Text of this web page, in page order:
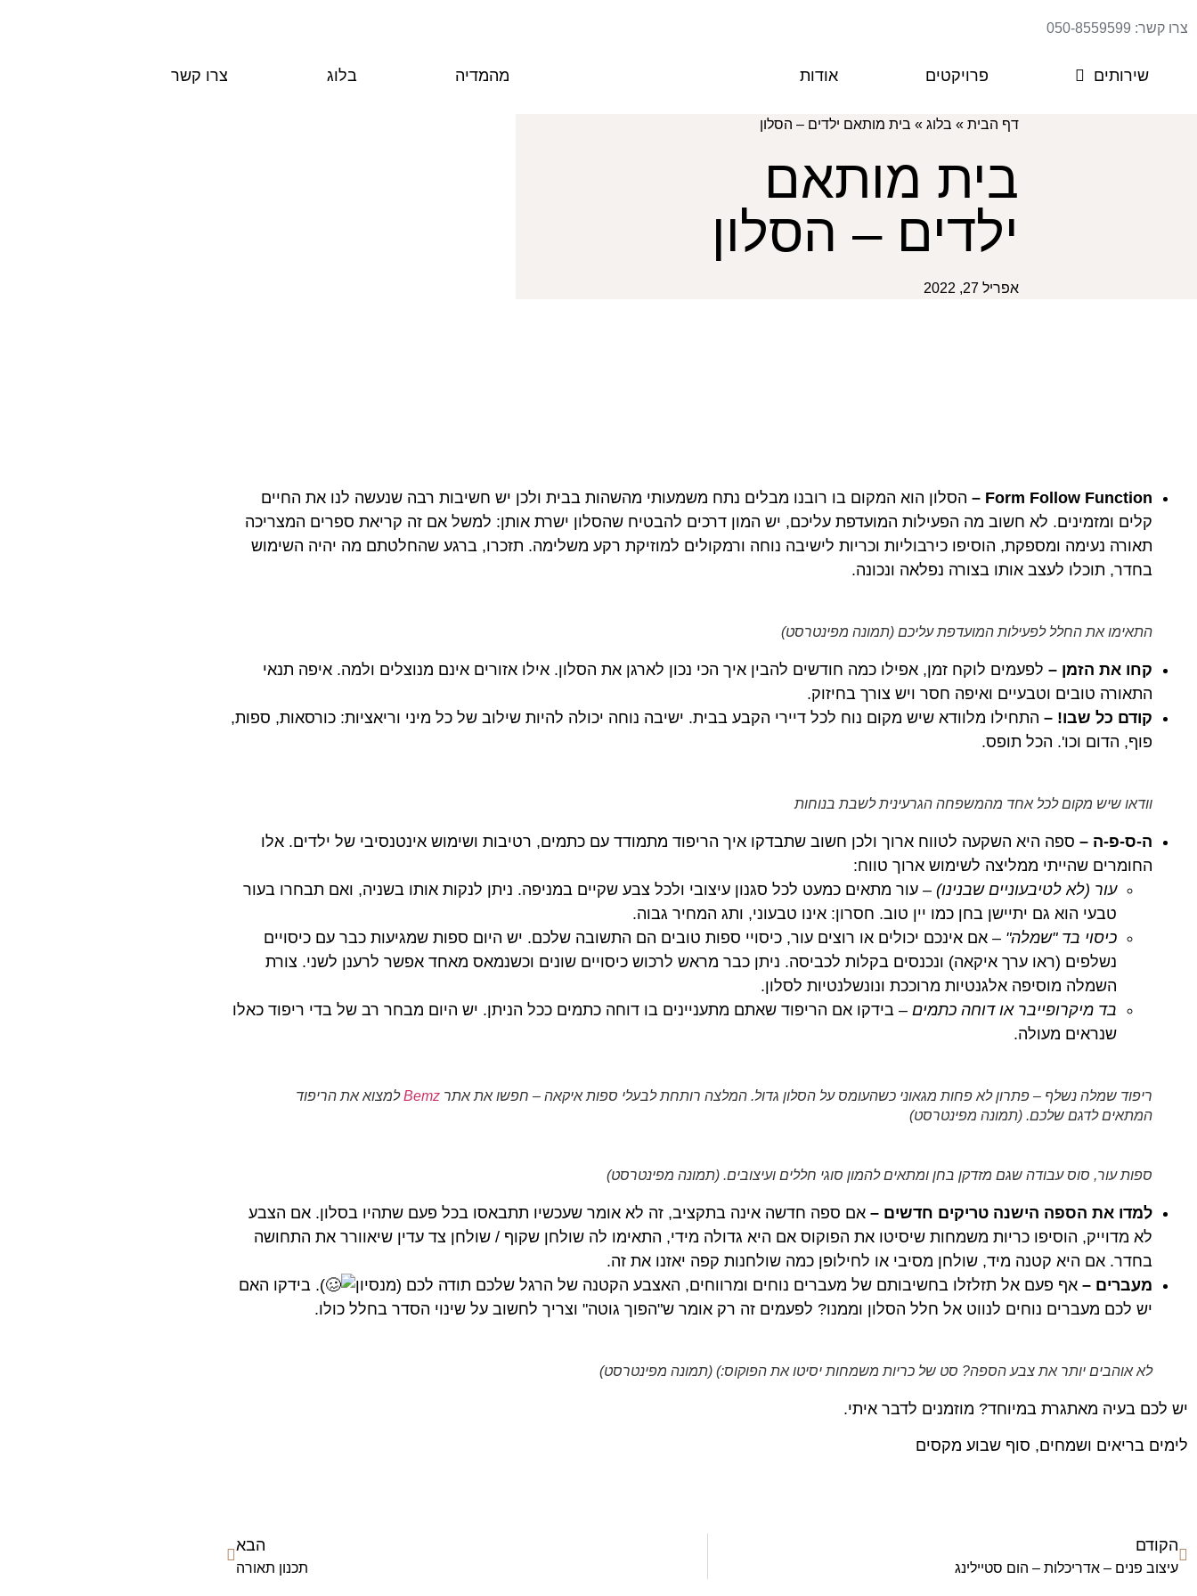
צרו קשר: 050-8559599
שירותים פרויקטים אודות מהמדיה בלוג צרו קשר
דף הבית » בלוג » בית מותאם ילדים – הסלון
בית מותאם
ילדים – הסלון
אפריל 27, 2022
Form Follow Function –
הסלון הוא המקום בו רובנו מבלים נתח משמעותי מהשהות בבית ולכן יש חשיבות רבה שנעשה לנו את החיים
קלים ומזמינים. לא חשוב מה הפעילות המועדפת עליכם, יש המון דרכים להבטיח שהסלון ישרת אותן: למשל אם זה קריאת ספרים המצריכה
תאורה נעימה ומספקת, הוסיפו כירבוליות וכריות לישיבה נוחה ורמקולים למוזיקת רקע משלימה. תזכרו, ברגע שהחלטתם מה יהיה השימוש
בחדר, תוכלו לעצב אותו בצורה נפלאה ונכונה.
התאימו את החלל לפעילות המועדפת עליכם (תמונה מפינטרסט)
קחו את הזמן – לפעמים לוקח זמן, אפילו כמה חודשים להבין איך הכי נכון לארגן את הסלון. אילו אזורים אינם מנוצלים ולמה. איפה תנאי
התאורה טובים וטבעיים ואיפה חסר ויש צורך בחיזוק.
קודם כל שבו! – התחילו מלוודא שיש מקום נוח לכל דיירי הקבע בבית. ישיבה נוחה יכולה להיות שילוב של כל מיני וריאציות: כורסאות, ספות,
פוף, הדום וכו'. הכל תופס.
וודאו שיש מקום לכל אחד מהמשפחה הגרעינית לשבת בנוחות
ה-ס-פ-ה – ספה היא השקעה לטווח ארוך ולכן חשוב שתבדקו איך הריפוד מתמודד עם כתמים, רטיבות ושימוש אינטנסיבי של ילדים. אלו
החומרים שהייתי ממליצה לשימוש ארוך טווח:
עור (לא לטיבעוניים שבנינו) – עור מתאים כמעט לכל סגנון עיצובי ולכל צבע שקיים במניפה. ניתן לנקות אותו בשניה, ואם תבחרו בעור
טבעי הוא גם יתיישן בחן כמו יין טוב. חסרון: אינו טבעוני, ותג המחיר גבוה.
כיסוי בד "שמלה" – אם אינכם יכולים או רוצים עור, כיסויי ספות טובים הם התשובה שלכם. יש היום ספות שמגיעות כבר עם כיסויים
נשלפים (ראו ערך איקאה) ונכנסים בקלות לכביסה. ניתן כבר מראש לרכוש כיסויים שונים וכשנמאס מאחד אפשר לרענן לשני. צורת
השמלה מוסיפה אלגנטיות מרוככת ונונשלנטיות לסלון.
בד מיקרופייבר או דוחה כתמים – בידקו אם הריפוד שאתם מתעניינים בו דוחה כתמים ככל הניתן. יש היום מבחר רב של בדי ריפוד כאלו
שנראים מעולה.
ריפוד שמלה נשלף – פתרון לא פחות מגאוני כשהעומס על הסלון גדול. המלצה רותחת לבעלי ספות איקאה – חפשו את אתר Bemz למצוא את הריפוד
המתאים לדגם שלכם. (תמונה מפינטרסט)
ספות עור, סוס עבודה שגם מזדקן בחן ומתאים להמון סוגי חללים ועיצובים. (תמונה מפינטרסט)
למדו את הספה הישנה טריקים חדשים – אם ספה חדשה אינה בתקציב, זה לא אומר שעכשיו תתבאסו בכל פעם שתהיו בסלון. אם הצבע
לא מדוייק, הוסיפו כריות משמחות שיסיטו את הפוקוס אם היא גדולה מידי, התאימו לה שולחן שקוף / שולחן צד עדין שיאוורר את התחושה
בחדר. אם היא קטנה מיד, שולחן מסיבי או לחילופן כמה שולחנות קפה יאזנו את זה.
מעברים – אף פעם אל תזלזלו בחשיבותם של מעברים נוחים ומרווחים, האצבע הקטנה של הרגל שלכם תודה לכם (מנסיון
). בידקו האם
יש לכם מעברים נוחים לנווט אל חלל הסלון וממנו? לפעמים זה רק אומר ש"הפוך גוטה" וצריך לחשוב על שינוי הסדר בחלל כולו.
לא אוהבים יותר את צבע הספה? סט של כריות משמחות יסיטו את הפוקוס:) (תמונה מפינטרסט)
יש לכם בעיה מאתגרת במיוחד? מוזמנים לדבר איתי.
לימים בריאים ושמחים, סוף שבוע מקסים
הקודם
עיצוב פנים – אדריכלות – הום סטיילינג
הבא
תכנון תאורה